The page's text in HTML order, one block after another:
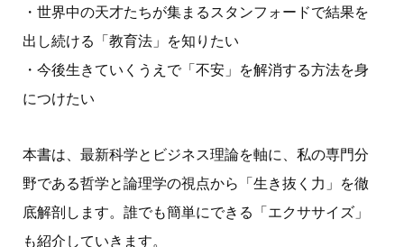
・世界中の天才たちが集まるスタンフォードで結果を
出し続ける「教育法」を知りたい
・今後生きていくうえで「不安」を解消する方法を身
につけたい
本書は、最新科学とビジネス理論を軸に、私の専門分
野である哲学と論理学の視点から「生き抜く力」を徹
底解剖します。誰でも簡単にできる「エクササイズ」
も紹介していきます。